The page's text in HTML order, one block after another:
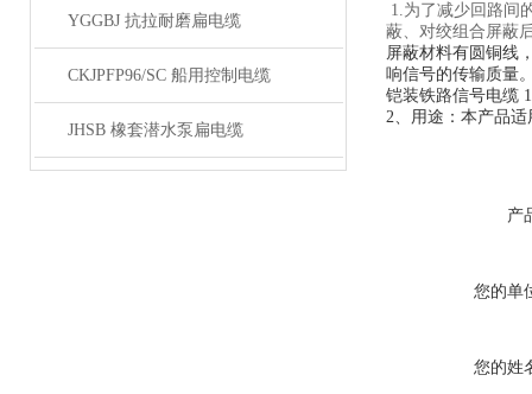
YGGBJ 抗拉耐磨扁电缆
CKJPFP96/SC 船用控制电缆
JHSB 橡套潜水泵扁电缆
1.为了减少回路间
蔽、对绞组合屏蔽
屏蔽材料有圆铜线
响信号的传输质量
铠装铁路信号电缆
2、用途：本产品
产
您的单
您的姓